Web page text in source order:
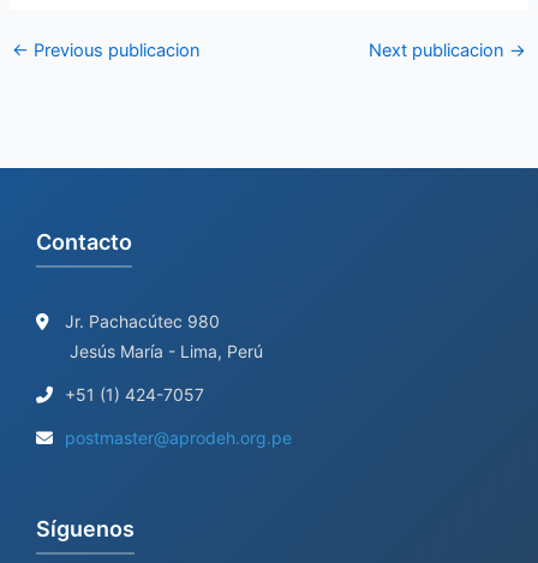
← Previous publicacion Next publicacion →
Contacto
Jr. Pachacútec 980
Jesús María - Lima, Perú
+51 (1) 424-7057
postmaster@aprodeh.org.pe
Síguenos